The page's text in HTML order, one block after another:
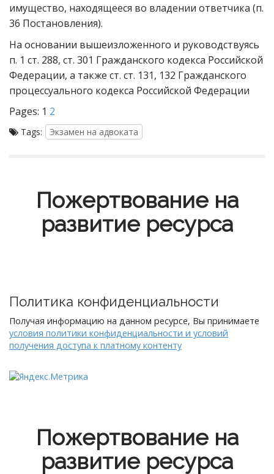
имущество, находящееся во владении ответчика (п.
36 Постановления).
На основании вышеизложенного и руководствуясь
п. 1 ст. 288, ст. 301 Гражданского кодекса Российской
Федерации, а также ст. ст. 131, 132 Гражданского
процессуального кодекса Российской Федерации
Pages: 1 2
Tags: Экзамен на адвоката
Пожертвование на
развитие ресурса
Политика конфиденциальности
Получая информацию на данном ресурсе, Вы принимаете
условия политики конфиденциальности и условий
получения доступа к платному контенту
Пожертвование на
развитие ресурса